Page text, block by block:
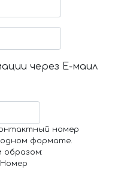
через Е-маил
номер
формате.